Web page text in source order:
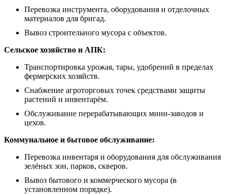
Перевозка инструмента, оборудования и отделочных
материалов для бригад.
Вывоз строительного мусора с объектов.
Сельское хозяйство и АПК:
Транспортировка урожая, тары, удобрений в пределах
фермерских хозяйств.
Снабжение агроторговых точек средствами защиты
растений и инвентарём.
Обслуживание перерабатывающих мини-заводов и
цехов.
Коммунальное и бытовое обслуживание:
Перевозка инвентаря и оборудования для обслуживания
зелёных зон, парков, скверов.
Вывоз бытового и коммерческого мусора (в
установленном порядке).